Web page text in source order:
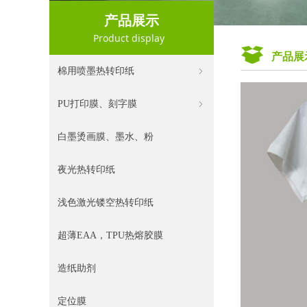
Product display
产品展示
ꁇ
棉用喷墨热转印纸
ꁇ
PU打印膜、刻字膜
白墨烫画膜、墨水、粉
夜光热转印纸
浅色激光镂空热转印纸
超薄EAA，TPU热熔胶膜
造纸助剂
定位膜
产品